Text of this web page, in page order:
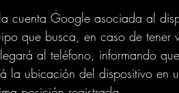
cuenta Google asociada al
que busca, en caso de tener
al teléfono, informando
la ubicación del dispositivo